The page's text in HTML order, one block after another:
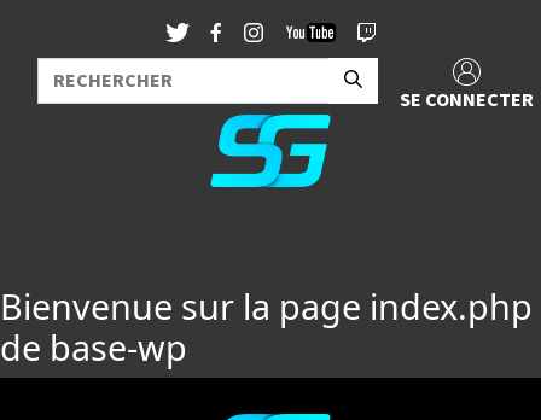
SE CONNECTER
Bienvenue sur la page index.php
de base-wp